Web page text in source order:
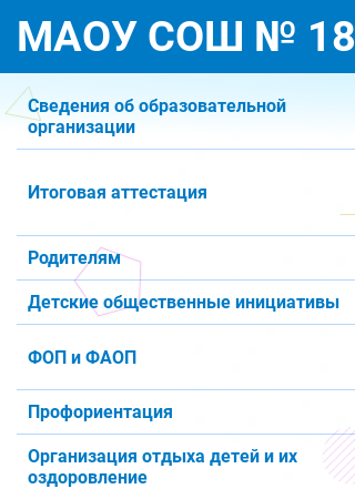
МАОУ СОШ № 18
Сведения об образовательной
организации
Итоговая аттестация
Родителям
Детские общественные инициативы
ФОП и ФАОП
Профориентация
Организация отдыха детей и их
оздоровление